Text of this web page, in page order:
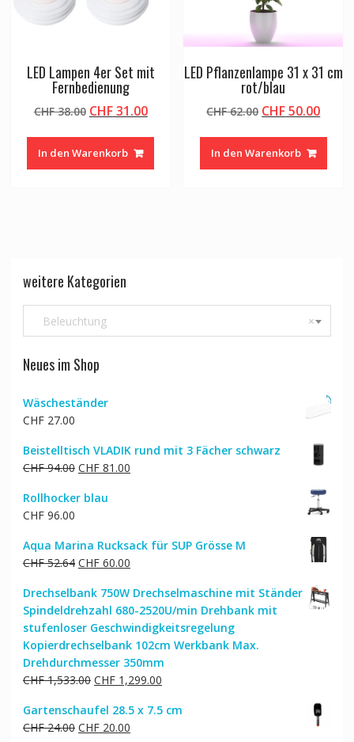
LED Lampen 4er Set mit
Fernbedienung
CHF38.00 Ursprünglicher
war:
CHF 38.00
CHF31.00Aktueller
In den Warenkorb
LED Pflanzenlampe 31 x 31 cm
rot/blau
CHF62.00 Ursprünglicher
war:
CHF 62.00
CHF50.00
In den Warenkorb
weitere Kategorien
×
Beleuchtung
Neues im Shop
Wäscheständer
CHF27.00
Beistelltisch VLADIK rund mit 3 Fächer schwarz
CHF94.00 Ursprünglicher
war:
CHF81.00Aktueller
Rollhocker blau
CHF96.00
Aqua Marina Rucksack für SUP Grösse M
CHF52.64 Ursprünglicher
war:
CHF 52.64
CHF60.00Aktueller
ist:
CHF 60.00.
Drechselbank 750W Drechselmaschine mit Ständer
Spindeldrehzahl 680-2520U/min Drehbank mit
stufenloser Geschwindigkeitsregelung
Kopierdrechselbank 102cm Werkbank Max.
Drehdurchmesser 350mm
CHF1,533.00 Ursprünglicher
war:
CHF 1,533.00
CHF1,299.00Aktueller
ist:
Gartenschaufel 28.5 x 7.5 cm
CHF24.00 Ursprünglicher
CHF20.00Aktueller